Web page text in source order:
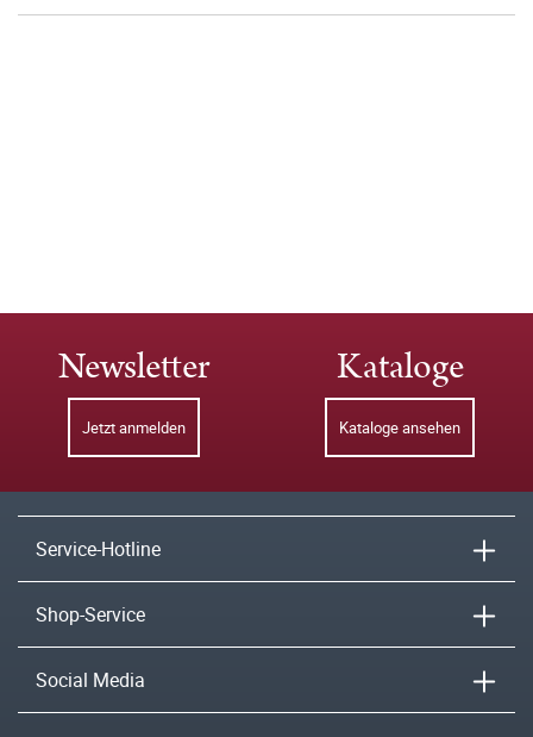
Newsletter
Jetzt anmelden
Kataloge
Kataloge ansehen
Service-Hotline
Shop-Service
Social Media